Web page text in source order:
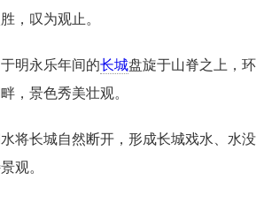
，叹为观止。
明永乐年间的长城盘旋于山脊之上，
，景色秀美壮观。
将长城自然断开，形成长城戏水、水
观。